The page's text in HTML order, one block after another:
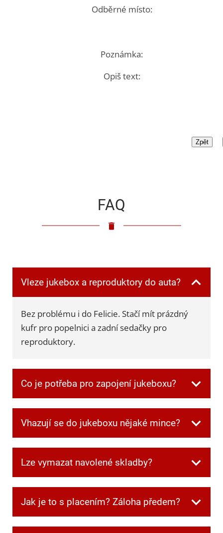
Odběrné místo:
Poznámka:
Opiš text:
FAQ
Vleze jukebox a reproduktory do auta?
Bez problému i do Felicie. Stačí mít prázdný
kufr pro popelnici a zadní sedačky pro
reproduktory.
Co je potřeba pro zapojení jukeboxu?
převzetí. Jen je potřeba mít jednu zásuvku
reprobedny.
Vhazují se do jukeboxu nějaké mince?
kredity.
Lze vymazat navolené skladby?
ostatní nechtějí poslouchat, můžete frontu
Jak je to s placením? Záloha předem?